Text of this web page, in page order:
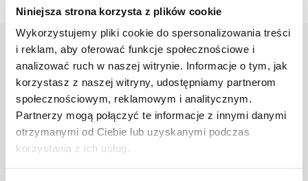
Niniejsza strona korzysta z plików cookie
Wykorzystujemy pliki cookie do spersonalizowania treści
i reklam, aby oferować funkcje społecznościowe i
analizować ruch w naszej witrynie. Informacje o tym, jak
korzystasz z naszej witryny, udostępniamy partnerom
społecznościowym, reklamowym i analitycznym.
Partnerzy mogą połączyć te informacje z innymi danymi
otrzymanymi od Ciebie lub uzyskanymi podczas
korzystania z ich usług.
Warianty Opis Specyfikacja
PRODUKT JM ILOŚĆ